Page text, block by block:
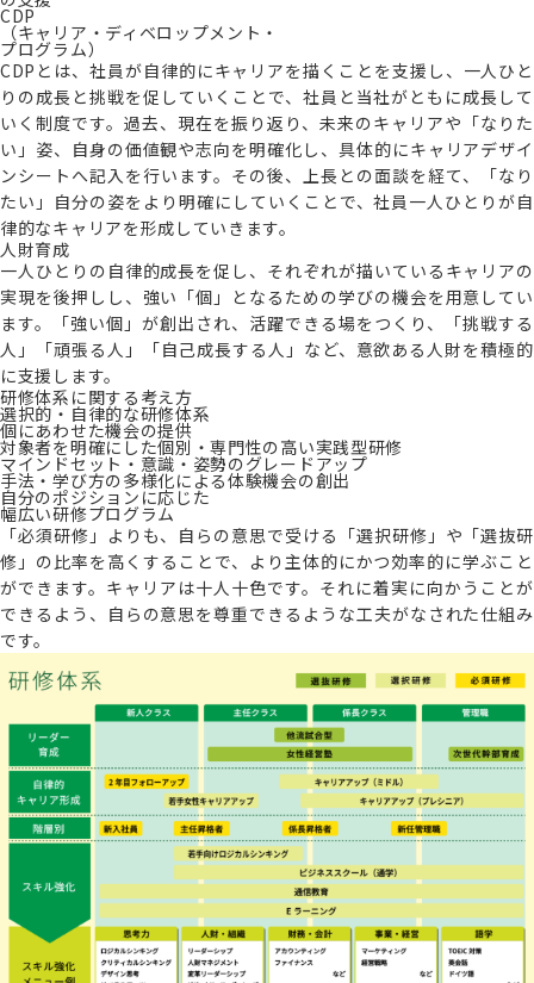
CDP
（キャリア・ディベロップメント・
プログラム）
CDPとは、社員が自律的にキャリアを描くことを支援し、一人ひと
りの成長と挑戦を促していくことで、社員と当社がともに成長して
いく制度です。過去、現在を振り返り、未来のキャリアや「なりた
い」姿、自身の価値観や志向を明確化し、具体的にキャリアデザイ
ンシートへ記入を行います。その後、上長との面談を経て、「なり
たい」自分の姿をより明確にしていくことで、社員一人ひとりが自
律的なキャリアを形成していきます。
人財育成
一人ひとりの自律的成長を促し、それぞれが描いているキャリアの
実現を後押しし、強い「個」となるための学びの機会を用意してい
ます。
「強い個」が創出され、活躍できる場をつくり、「挑戦する
人」「頑張る人」「自己成長する人」など、意欲ある人財を積極的
に支援します。
研修体系に関する考え方
選択的・自律的な研修体系
個にあわせた機会の提供
対象者を明確にした個別・専門性の高い実践型研修
マインドセット・意識・姿勢のグレードアップ
手法・学び方の多様化による体験機会の創出
自分のポジションに応じた
幅広い研修プログラム
「必須研修」よりも、自らの意思で受ける「選択研修」や「選抜研
修」の比率を高くすることで、より主体的にかつ効率的に学ぶこと
ができます。キャリアは十人十色です。それに着実に向かうことが
できるよう、自らの意思を尊重できるような工夫がなされた仕組み
です。